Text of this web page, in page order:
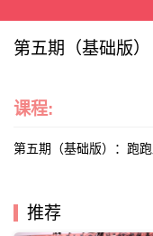
第五期（基础版
课程:
第五期（基础版）：跑
推荐